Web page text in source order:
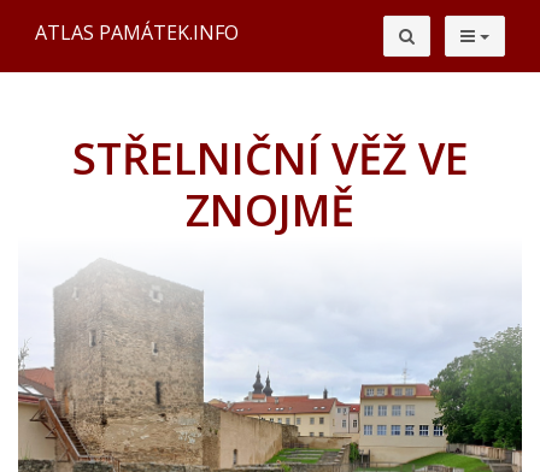
ATLAS PAMÁTEK.INFO
STŘELNIČNÍ VĚŽ VE
ZNOJMĚ